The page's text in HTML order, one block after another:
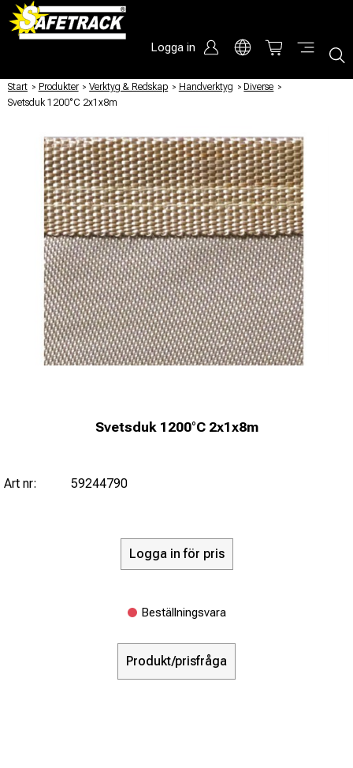
Logga in
Start / Produkter / Verktyg & Redskap / Handverktyg / Diverse /
Svetsduk 1200°C 2x1x8m
Svetsduk 1200°C 2x1x8m
Art nr: 59244790
Logga in för pris
Beställningsvara
Produkt/prisfråga